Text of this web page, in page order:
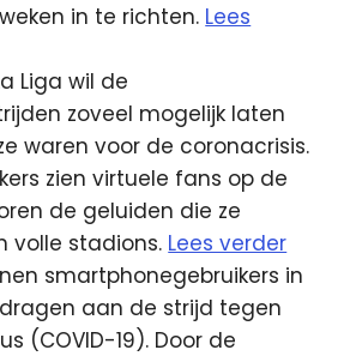
in te richten. Lees
Liga wil de
zoveel mogelijk laten
waren voor de coronacrisis.
zien virtuele fans op de
de geluiden die ze
volle stadions. Lees verder
smartphonegebruikers in
aan de strijd tegen
(COVID-19). Door de